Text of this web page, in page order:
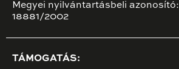
Megyei nyilvántartásbeli azonosító:
18881/2002
TÁMOGATÁS: